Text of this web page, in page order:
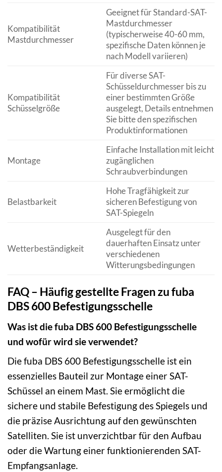
Kompatibilität
Mastdurchmesser
Geeignet für Standard-SAT-
Mastdurchmesser
(typischerweise 40-60 mm,
spezifische Daten können je
nach Modell variieren)
Kompatibilität
Schüsselgröße
Für diverse SAT-
Schüsseldurchmesser bis zu
einer bestimmten Größe
ausgelegt, Details entnehmen
Sie bitte den spezifischen
Produktinformationen
Montage
Einfache Installation mit leicht
zugänglichen
Schraubverbindungen
Belastbarkeit
Hohe Tragfähigkeit zur
sicheren Befestigung von
SAT-Spiegeln
Wetterbeständigkeit
Ausgelegt für den
dauerhaften Einsatz unter
verschiedenen
Witterungsbedingungen
FAQ – Häufig gestellte Fragen zu fuba
DBS 600 Befestigungsschelle
Was ist die fuba DBS 600 Befestigungsschelle
und wofür wird sie verwendet?
Die fuba DBS 600 Befestigungsschelle ist ein
essenzielles Bauteil zur Montage einer SAT-
Schüssel an einem Mast. Sie ermöglicht die
sichere und stabile Befestigung des Spiegels und
die präzise Ausrichtung auf den gewünschten
Satelliten. Sie ist unverzichtbar für den Aufbau
oder die Wartung einer funktionierenden SAT-
Empfangsanlage.